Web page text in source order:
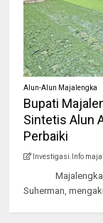
Alun-Alun Majalengka
Bupati
Sintetis Alun
Perbaiki
Investigasi.Info
Majalengka,
Suherman,